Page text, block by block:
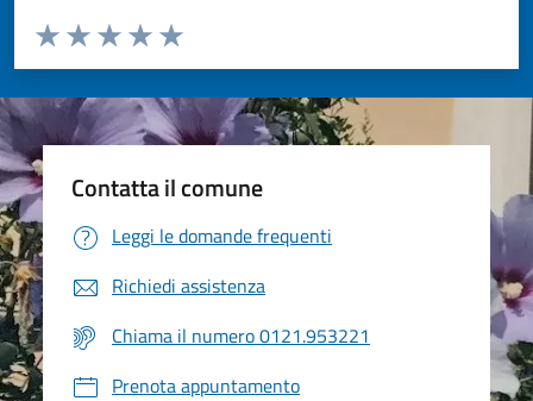
Valuta da 1 a 5 stelle la pagina
Valuta 5 stelle su 5
Valuta 4 stelle su 5
Valuta 3 stelle su 5
Valuta 2 stelle su 5
Valuta 1 stelle su 5
Contatta il comune
Leggi le domande frequenti
Richiedi assistenza
Chiama il numero 0121.953221
Prenota appuntamento